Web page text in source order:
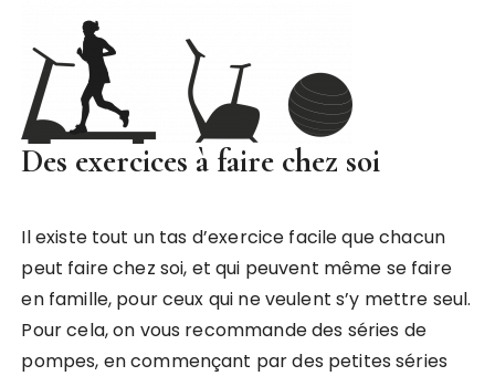
Des exercices à faire chez soi
Il existe tout un tas d’exercice facile que chacun
peut faire chez soi, et qui peuvent même se faire
en famille, pour ceux qui ne veulent s’y mettre seul.
Pour cela, on vous recommande des séries de
pompes, en commençant par des petites séries